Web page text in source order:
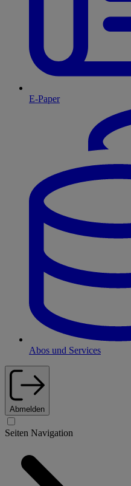
E-Paper
Abos und Services
Abmelden
Seiten Navigation